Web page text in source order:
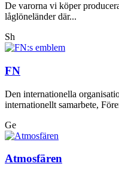
De varorna vi köper
låglöneländer där...
Sh
FN
Den internationella
internationellt samarbete,
Ge
Atmosfären